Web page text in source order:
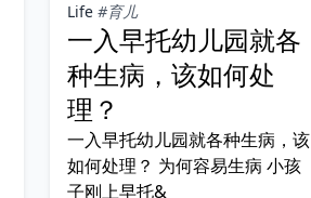
Life #育儿
一入早托幼儿园就各
种生病，该如何处
理？
一入早托幼儿园就各种生病，该
如何处理？ 为何容易生病 小孩
子刚上早托&